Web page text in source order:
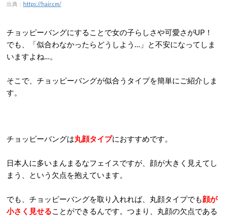
出典： https://hair.cm/
チョッピーバングにすることで女の子らしさや可愛さがUP！
でも、「似合わなかったらどうしよう…」と不安になってしま
いますよね…。
そこで、チョッピーバングが似合うタイプを簡単にご紹介しま
す。
チョッピーバングは丸顔タイプにおすすめです。
日本人に多いまんまるなフェイスですが、顔が大きく見えてし
まう、という欠点を抱えています。
でも、チョッピーバングを取り入れれば、丸顔タイプでも顔が
小さく見せることができるんです。つまり、丸顔の欠点である